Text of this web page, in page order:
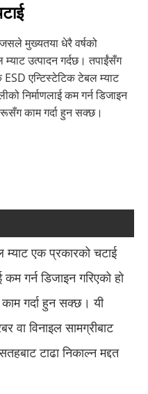
जसले मुख्यतया धेरै वर्षको
उत्पादन गर्दछ। तपाईंसँग
ESD एन्टिस्टेटिक टेबल म्याट
निर्माणलाई कम गर्न डिजाइन
काम गर्दा हुन सक्छ।
एक प्रकारको चटाई
गर्न डिजाइन गरिएको हो
गर्दा हुन सक्छ। यी
वा विनाइल सामग्रीबाट
टाढा निकाल्न मद्दत